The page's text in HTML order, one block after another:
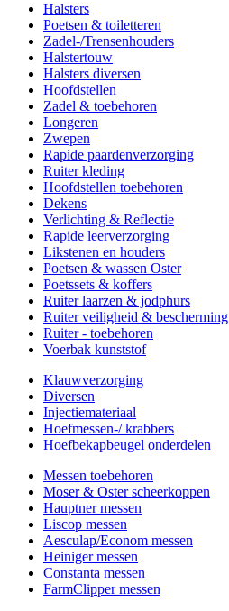
Halsters
Poetsen & toiletteren
Zadel-/Trensenhouders
Halstertouw
Halsters diversen
Hoofdstellen
Zadel & toebehoren
Longeren
Zwepen
Rapide paardenverzorging
Ruiter kleding
Hoofdstellen toebehoren
Dekens
Verlichting & Reflectie
Rapide leerverzorging
Likstenen en houders
Poetsen & wassen Oster
Poetssets & koffers
Ruiter laarzen & jodphurs
Ruiter veiligheid & bescherming
Ruiter - toebehoren
Voerbak kunststof
Klauwverzorging
Diversen
Injectiemateriaal
Hoefmessen-/ krabbers
Hoefbekapbeugel onderdelen
Messen toebehoren
Moser & Oster scheerkoppen
Hauptner messen
Liscop messen
Aesculap/Econom messen
Heiniger messen
Constanta messen
FarmClipper messen